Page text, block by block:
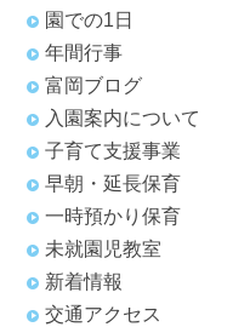
園での1日
年間行事
富岡ブログ
入園案内について
子育て支援事業
早朝・延長保育
一時預かり保育
未就園児教室
新着情報
交通アクセス